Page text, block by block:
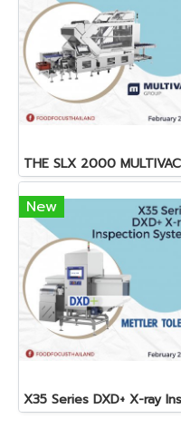
New